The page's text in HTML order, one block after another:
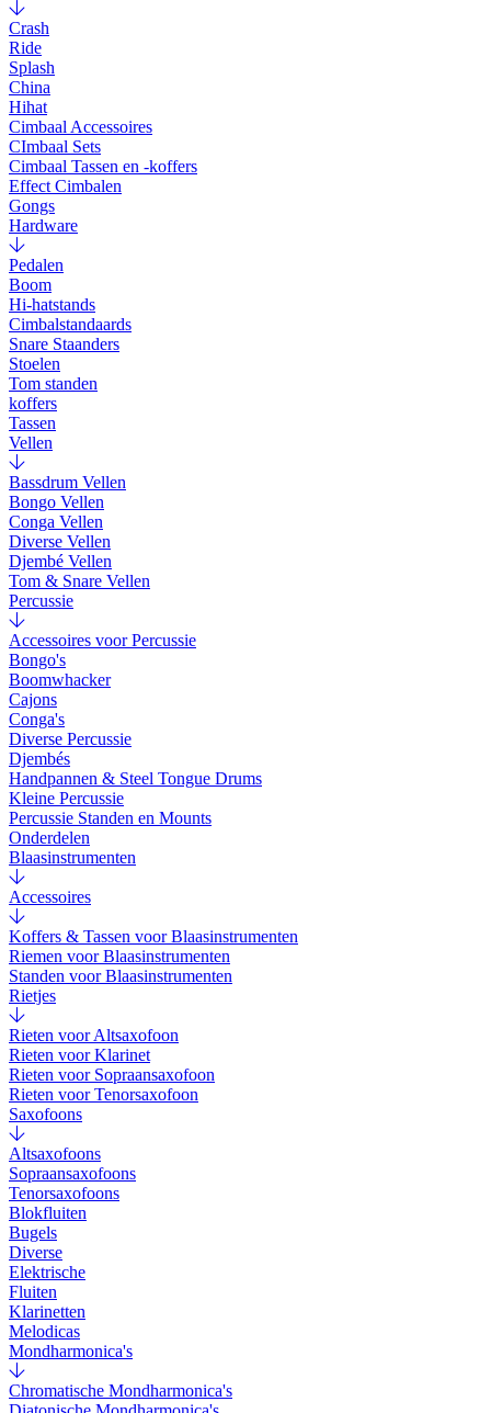
Crash
Ride
Splash
China
Hihat
Cimbaal Accessoires
CImbaal Sets
Cimbaal Tassen en -koffers
Effect Cimbalen
Gongs
Hardware
Pedalen
Boom
Hi-hatstands
Cimbalstandaards
Snare Staanders
Stoelen
Tom standen
koffers
Tassen
Vellen
Bassdrum Vellen
Bongo Vellen
Conga Vellen
Diverse Vellen
Djembé Vellen
Tom & Snare Vellen
Percussie
Accessoires voor Percussie
Bongo's
Boomwhacker
Cajons
Conga's
Diverse Percussie
Djembés
Handpannen & Steel Tongue Drums
Kleine Percussie
Percussie Standen en Mounts
Onderdelen
Blaasinstrumenten
Accessoires
Koffers & Tassen voor Blaasinstrumenten
Riemen voor Blaasinstrumenten
Standen voor Blaasinstrumenten
Rietjes
Rieten voor Altsaxofoon
Rieten voor Klarinet
Rieten voor Sopraansaxofoon
Rieten voor Tenorsaxofoon
Saxofoons
Altsaxofoons
Sopraansaxofoons
Tenorsaxofoons
Blokfluiten
Bugels
Diverse
Elektrische
Fluiten
Klarinetten
Melodicas
Mondharmonica's
Chromatische Mondharmonica's